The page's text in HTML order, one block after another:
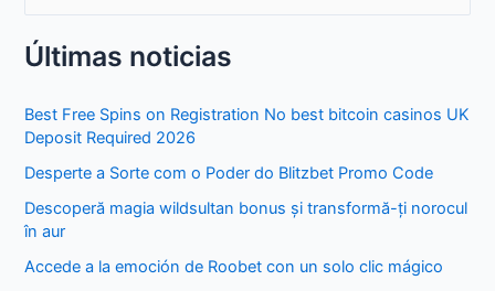
a
c
f
o
Últimas noticias
Best Free Spins on Registration No best bitcoin casinos UK
Deposit Required 2026
Desperte a Sorte com o Poder do Blitzbet Promo Code
Descoperă magia wildsultan bonus și transformă-ți norocul
în aur
Accede a la emoción de Roobet con un solo clic mágico